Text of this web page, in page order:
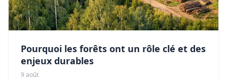
Pourquoi les forêts ont un rôle clé et des
enjeux durables
9 août